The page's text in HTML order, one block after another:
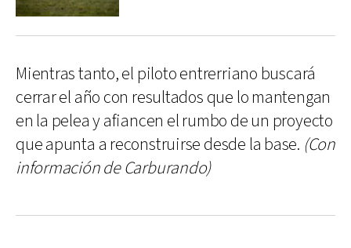
Mientras tanto, el piloto entrerriano buscará
cerrar el año con resultados que lo mantengan
en la pelea y afiancen el rumbo de un proyecto
que apunta a reconstruirse desde la base. (Con
información de Carburando)